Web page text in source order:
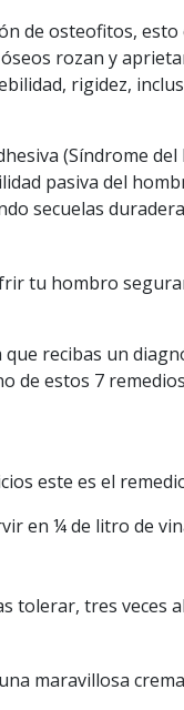
de osteofitos, esto
rozan y
rigidez,
(Síndrome
pasiva del
secuelas
tu hombro
recibas un
de estos 7
este es el
en ¼ de litro de
tolerar, tres veces
maravillosa